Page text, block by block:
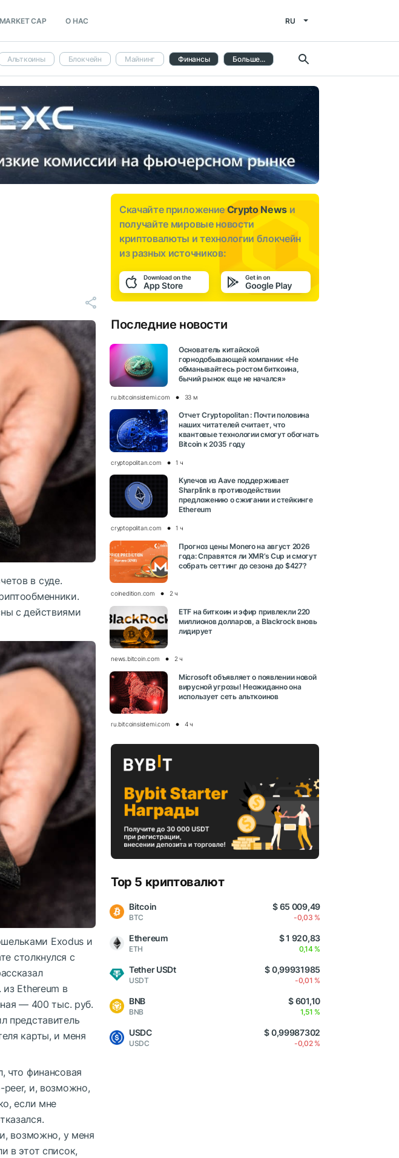
MARKET CAP О НАС RU
Альткоины Блокчейн Майнинг Финансы Больше...
в суде.
с действиями
Exodus и
столкнулся с
Ethereum в
— 400 тыс. руб.
представитель
карты, и меня
что финансовая
peer, и, возможно,
если мне
возможно, у меня
в этот список,
Скачайте приложениеCrypto News и
получайте мировые новости
криптовалюты и технологии блокчейн
из разных источников:
Последние новости
Основатель китайской
горнодобывающей компании: «Не
обманывайтесь ростом биткоина,
бычий рынок еще не начался»
ru.bitcoinsistemi.com 33 м
Отчет Cryptopolitan : Почти половина
наших читателей считает, что
квантовые технологии смогут обогнать
Bitcoin к 2035 году
cryptopolitan.com 1 ч
Кулечов из Aave поддерживает
Sharplink в противодействии
предложению о сжигании и стейкинге
Ethereum
cryptopolitan.com 1 ч
Прогноз цены Monero на август 2026
года: Справятся ли XMR’s Cup и смогут
собрать сеттинг до сезона до $427?
coinedition.com 2 ч
ETF на биткоин и эфир привлекли 220
миллионов долларов, а Blackrock вновь
лидирует
news.bitcoin.com 2 ч
Microsoft объявляет о появлении новой
вирусной угрозы! Неожиданно она
использует сеть альткоинов
ru.bitcoinsistemi.com 4 ч
Top 5 криптовалют
Bitcoin
BTC
$ 65 009,49
-0,03 %
Ethereum
ETH
$ 1 920,83
0,14 %
Tether USDt
USDT
$ 0,99931985
-0,01 %
BNB
BNB
$ 601,10
1,51 %
USDC
USDC
$ 0,99987302
-0,02 %